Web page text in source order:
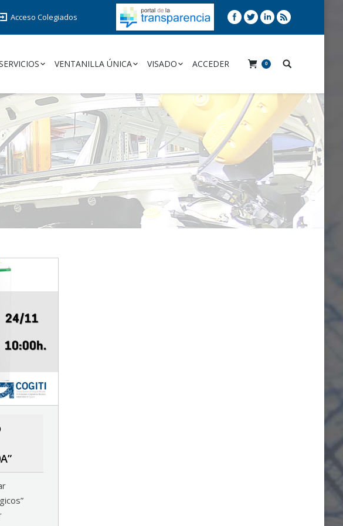
Acceso Colegiados
VENTANILLA ÚNICA VISADO ACCEDER 0